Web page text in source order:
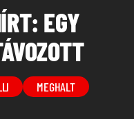
EGY
MEGHALT